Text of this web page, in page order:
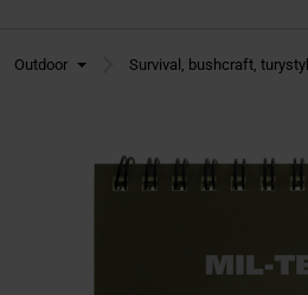
Outdoor Survival, bushcraft,